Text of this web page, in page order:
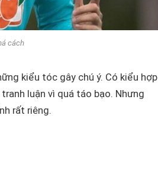
cách
kiểu tóc gây chú ý. Có kiểu hợp
luận vì quá táo bạo. Nhưng
rất riêng.